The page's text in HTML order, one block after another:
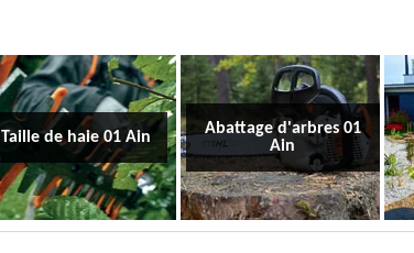
Taille de haie 01 Ain
Abattage d'arbres 01
Ain